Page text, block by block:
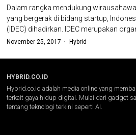
Dalam rangka mendukung
yang bergerak di bidang startup,
(IDEC) dihadirkan. IDEC merupakan
November 25, 2017 Hybrid
HYBRID.CO.ID
Hybrid.co.id adalah media online yang
terkait gaya hidup digital. Mulai dari gadget
tentang teknologi terkini seperti AI.